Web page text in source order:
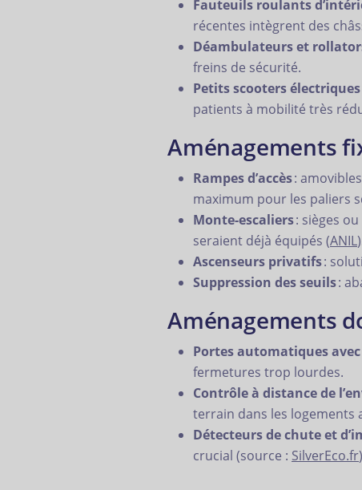
Fauteuils roulants
récentes intègrent des
Déambulateurs et
freins de sécurité.
Petits scooters électriques
patients à mobilité très
Aménagements
Rampes d’accès:
maximum pour les paliers
Monte-escaliers: sièges
seraient déjà équipés (ANIL
Ascenseurs privatifs:
Suppression des seuils:
Aménagements
Portes automatiques
fermetures trop lourdes.
Contrôle à distance de
terrain dans les logements
Détecteurs de chute et
crucial (source : SilverEco.fr